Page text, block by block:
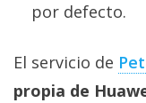
por defecto.
El servicio de
propia de